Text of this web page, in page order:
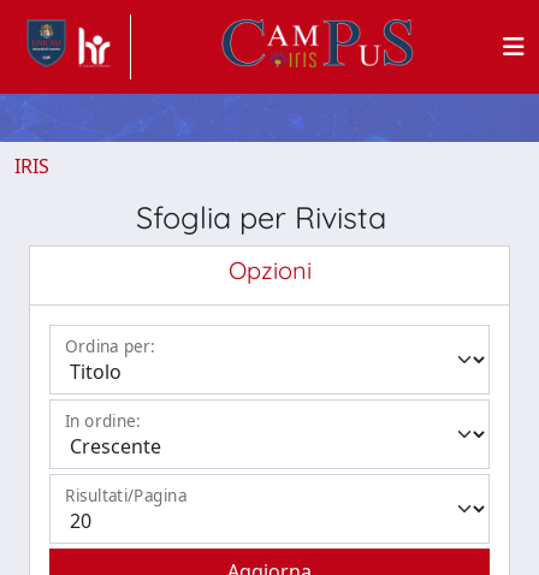
IRIS
Sfoglia per Rivista
Opzioni
Ordina per:
In ordine:
Risultati/Pagina